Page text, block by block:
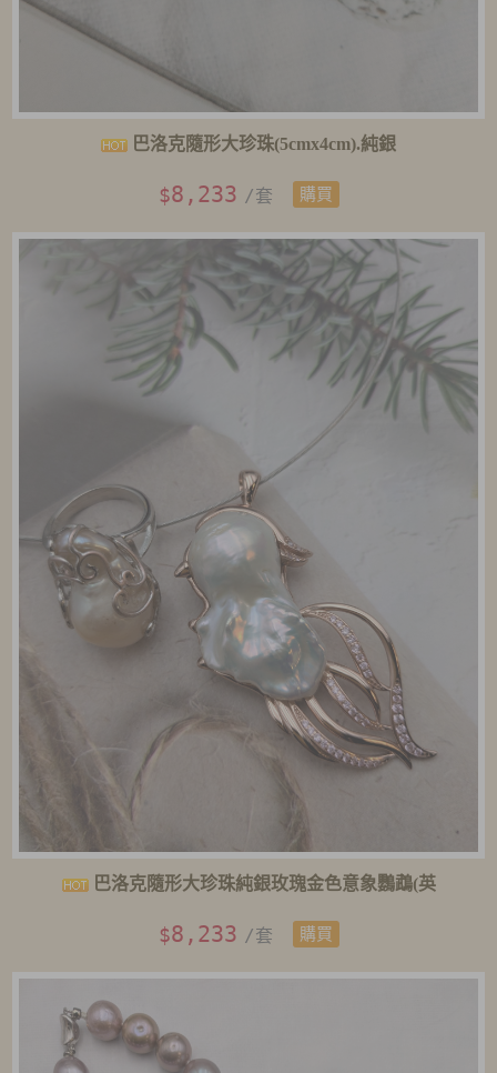
巴洛克隨形大珍珠(5cmx4cm).純銀
$8,233 /套 購買
巴洛克隨形大珍珠純銀玫瑰金色意象鸚鵡(英
$8,233 /套 購買